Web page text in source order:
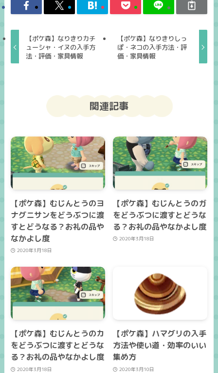
【ポケ森】なりきりカチ
ューシャ・イヌの入手方
法・評価・家具情報
【ポケ森】なりきりしっ
ぽ・ネコの入手方法・評
価・家具情報
関連記事
【ポケ森】むじんとうのヨ
ナグニサンをどうぶつに渡
すとどうなる？お礼の品や
なかよし度
2020年3月18日
【ポケ森】むじんとうのガ
をどうぶつに渡すとどうな
る？お礼の品やなかよし度
2020年3月18日
【ポケ森】むじんとうのカ
をどうぶつに渡すとどうな
る？お礼の品やなかよし度
2020年3月18日
【ポケ森】ハマグリの入手
方法や使い道・効率のいい
集め方
2020年3月10日